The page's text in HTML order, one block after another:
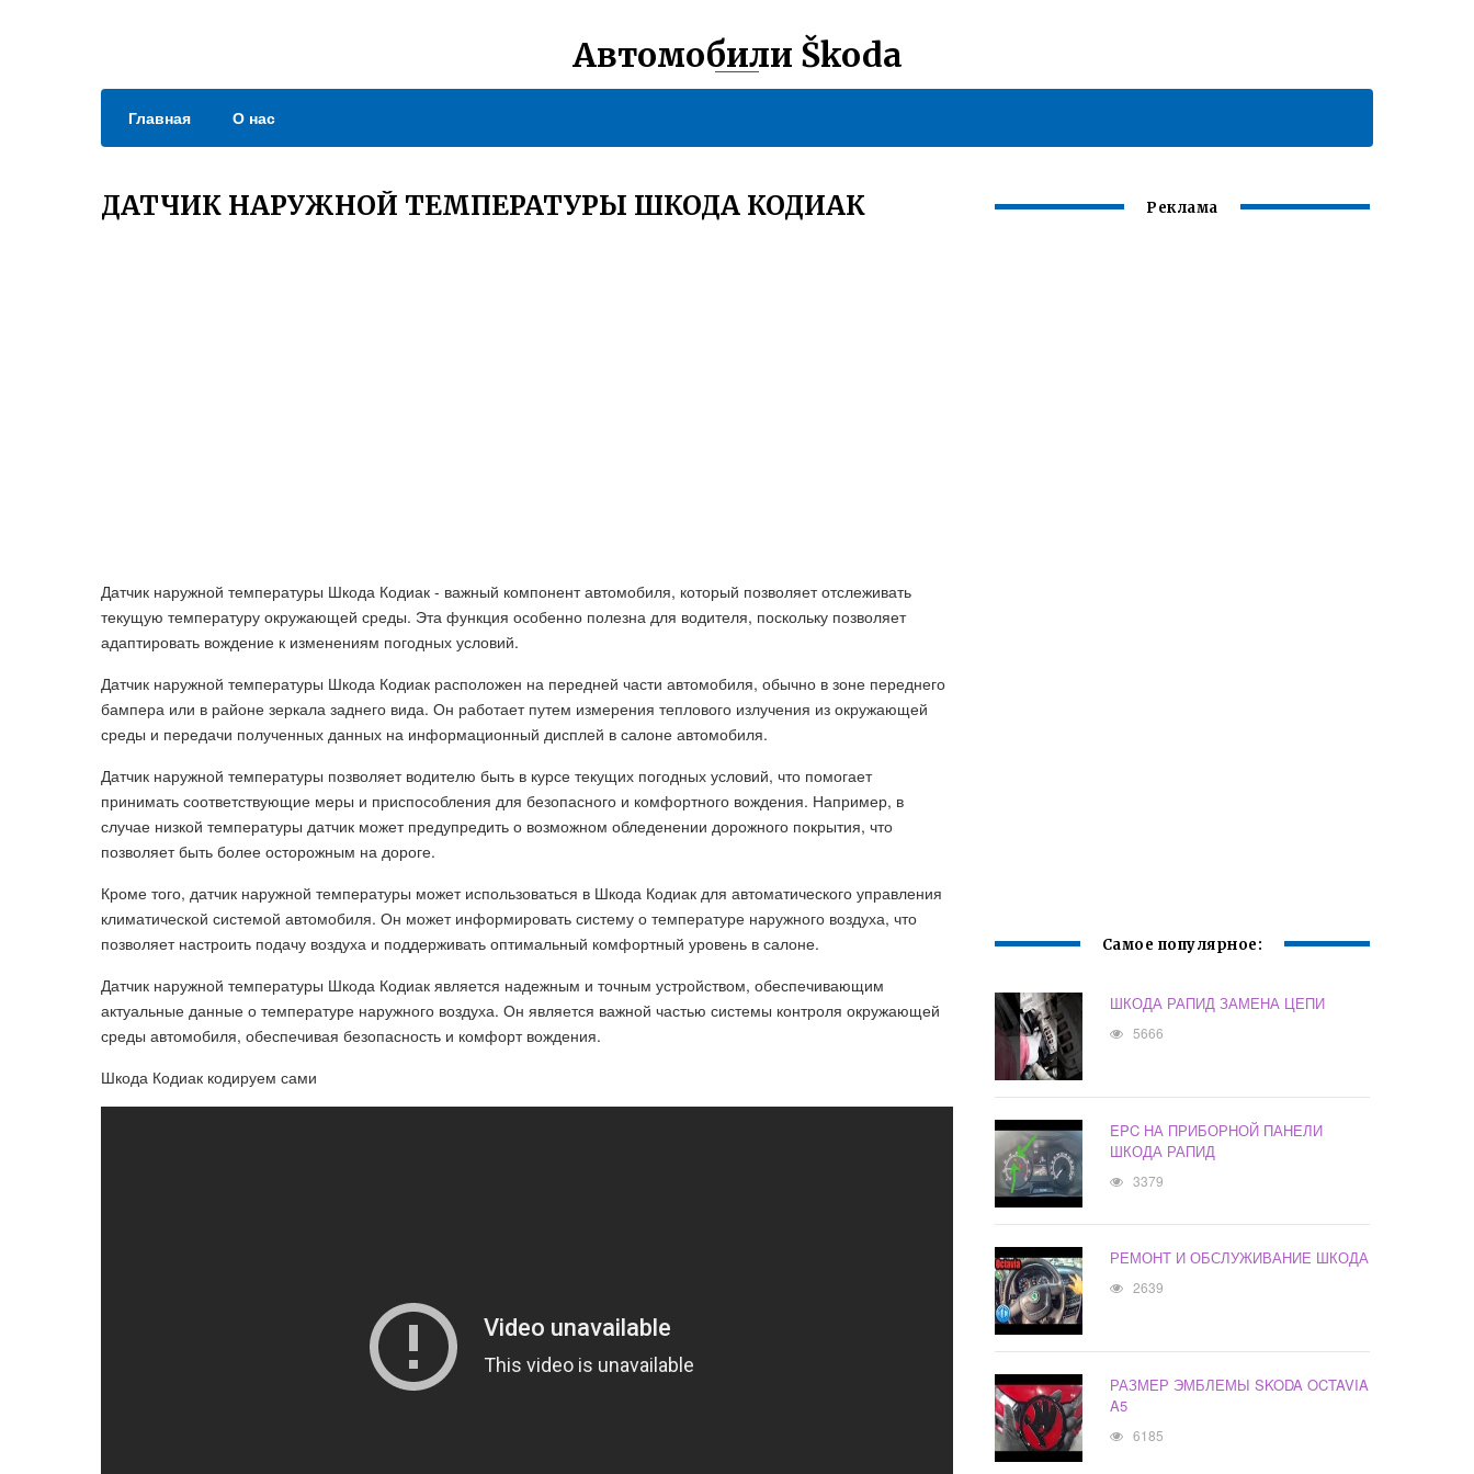
Автомобили Škoda
Главная О нас
ДАТЧИК НАРУЖНОЙ ТЕМПЕРАТУРЫ ШКОДА КОДИАК
Датчик наружной температуры Шкода Кодиак - важный компонент автомобиля, который позволяет отслеживать
текущую температуру окружающей среды. Эта функция особенно полезна для водителя, поскольку позволяет
адаптировать вождение к изменениям погодных условий.
Датчик наружной температуры Шкода Кодиак расположен на передней части автомобиля, обычно в зоне переднего
бампера или в районе зеркала заднего вида. Он работает путем измерения теплового излучения из окружающей
среды и передачи полученных данных на информационный дисплей в салоне автомобиля.
Датчик наружной температуры позволяет водителю быть в курсе текущих погодных условий, что помогает
принимать соответствующие меры и приспособления для безопасного и комфортного вождения. Например, в
случае низкой температуры датчик может предупредить о возможном обледенении дорожного покрытия, что
позволяет быть более осторожным на дороге.
Кроме того, датчик наружной температуры может использоваться в Шкода Кодиак для автоматического управления
климатической системой автомобиля. Он может информировать систему о температуре наружного воздуха, что
позволяет настроить подачу воздуха и поддерживать оптимальный комфортный уровень в салоне.
Датчик наружной температуры Шкода Кодиак является надежным и точным устройством, обеспечивающим
актуальные данные о температуре наружного воздуха. Он является важной частью системы контроля окружающей
среды автомобиля, обеспечивая безопасность и комфорт вождения.
Шкода Кодиак кодируем сами
Реклама
Самое популярное:
ШКОДА РАПИД ЗАМЕНА ЦЕПИ
5666
EPC НА ПРИБОРНОЙ ПАНЕЛИ
ШКОДА РАПИД
3379
РЕМОНТ И ОБСЛУЖИВАНИЕ ШКОДА
2639
РАЗМЕР ЭМБЛЕМЫ SKODA OCTAVIA
A5
6185